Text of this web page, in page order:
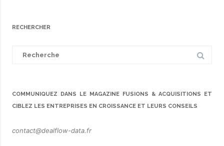
RECHERCHER
COMMUNIQUEZ DANS LE MAGAZINE FUSIONS & ACQUISITIONS ET
CIBLEZ LES ENTREPRISES EN CROISSANCE ET LEURS CONSEILS
contact@dealflow-data.fr